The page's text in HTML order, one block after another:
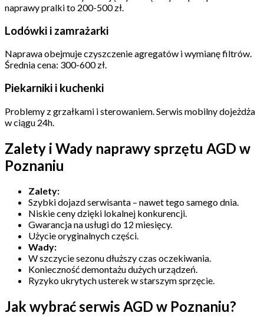
naprawy pralki to 200-500 zł.
Lodówki i zamrażarki
Naprawa obejmuje czyszczenie agregatów i wymianę filtrów.
Średnia cena: 300-600 zł.
Piekarniki i kuchenki
Problemy z grzałkami i sterowaniem. Serwis mobilny dojeżdża
w ciągu 24h.
Zalety i Wady naprawy sprzętu AGD w
Poznaniu
Zalety:
Szybki dojazd serwisanta – nawet tego samego dnia.
Niskie ceny dzięki lokalnej konkurencji.
Gwarancja na usługi do 12 miesięcy.
Użycie oryginalnych części.
Wady:
W szczycie sezonu dłuższy czas oczekiwania.
Konieczność demontażu dużych urządzeń.
Ryzyko ukrytych usterek w starszym sprzęcie.
Jak wybrać serwis AGD w Poznaniu?